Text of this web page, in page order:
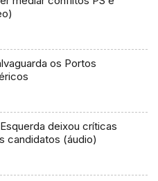
os Portos
deixou críticas
candidatos (áudio)